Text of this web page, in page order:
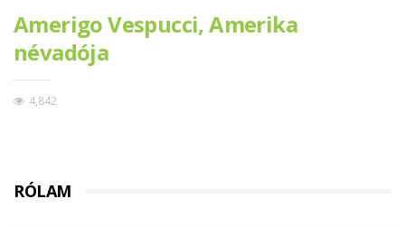
Amerigo Vespucci, Amerika
névadója
4,842
RÓLAM